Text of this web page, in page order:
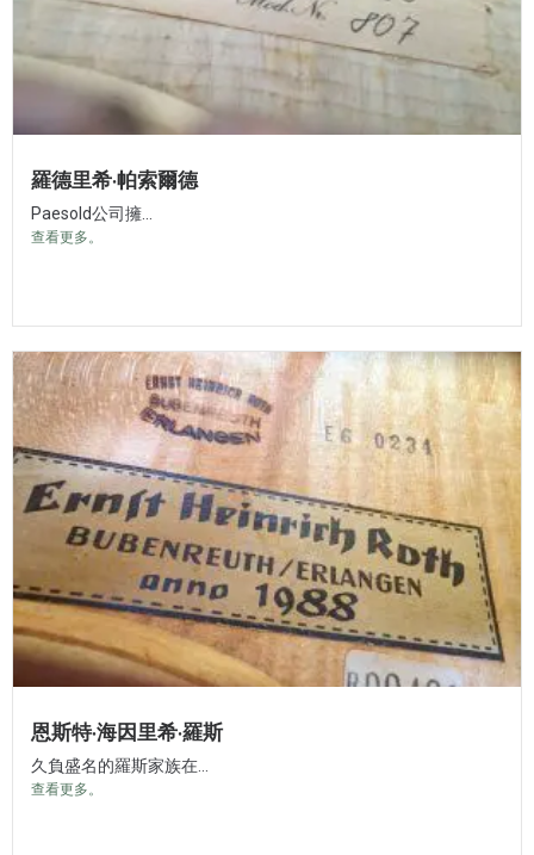
羅德里希·帕索爾德
Paesold公司擁...
查看更多。
恩斯特·海因里希·羅斯
久負盛名的羅斯家族在...
查看更多。